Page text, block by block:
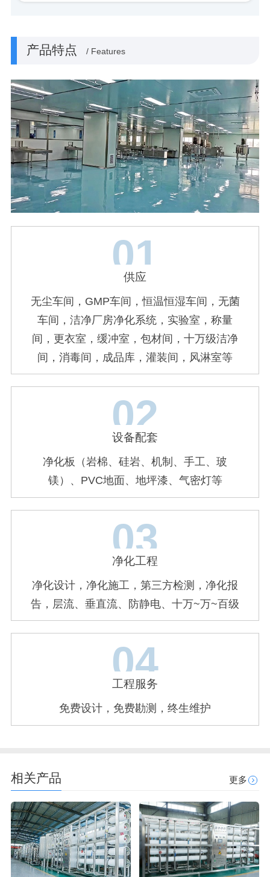
产品特点 / Features
01
供应
无尘车间，GMP车间，恒温恒湿车间，无菌
车间，洁净厂房净化系统，实验室，称量
间，更衣室，缓冲室，包材间，十万级洁净
间，消毒间，成品库，灌装间，风淋室等
02
设备配套
净化板（岩棉、硅岩、机制、手工、玻
镁）、PVC地面、地坪漆、气密灯等
03
净化工程
净化设计，净化施工，第三方检测，净化报
告，层流、垂直流、防静电、十万~万~百级
04
工程服务
免费设计，免费勘测，终生维护
相关产品 更多